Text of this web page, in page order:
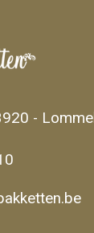
- Lommel